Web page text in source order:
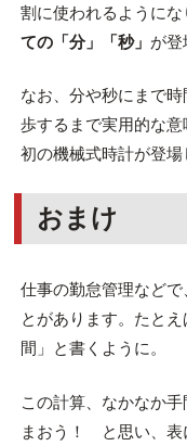
割に使われるように
ての「分」「秒」 が登
なお、分や秒にまで
歩するまで実用的な
初の機械式時計が登場
おまけ
仕事の勤怠管理など
とがあります。たと
間」と書くように。
この計算、なかなか
まおう！ と思い、表